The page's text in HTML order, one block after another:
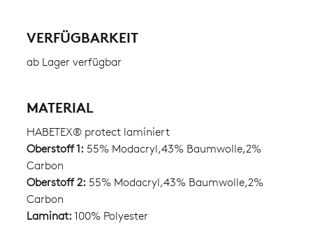
VERFÜGBARKEIT
ab Lager verfügbar
MATERIAL
HABETEX® protect laminiert
Oberstoff 1: 55% Modacryl,43% Baumwolle,2%
Carbon
Oberstoff 2: 55% Modacryl,43% Baumwolle,2%
Carbon
Laminat: 100% Polyester